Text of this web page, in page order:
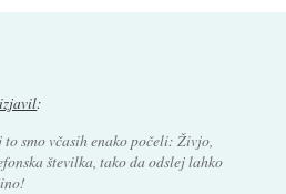
izjavil:
to smo včasih enako počeli: Živjo,
številka, tako da odslej lahko